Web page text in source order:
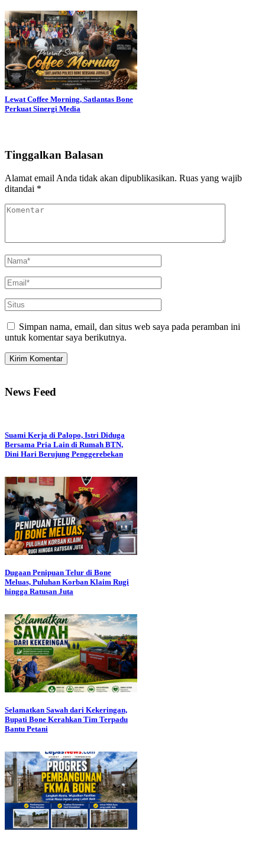
Lewat Coffee Morning, Satlantas Bone
Perkuat Sinergi Media
Tinggalkan Balasan
Alamat email Anda tidak akan dipublikasikan. Ruas yang wajib
ditandai *
Simpan nama, email, dan situs web saya pada peramban ini
untuk komentar saya berikutnya.
News Feed
Suami Kerja di Palopo, Istri Diduga
Bersama Pria Lain di Rumah BTN,
Dini Hari Berujung Penggerebekan
Dugaan Penipuan Telur di Bone
Meluas, Puluhan Korban Klaim Rugi
hingga Ratusan Juta
Selamatkan Sawah dari Kekeringan,
Bupati Bone Kerahkan Tim Terpadu
Bantu Petani